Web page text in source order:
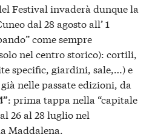
Festival invaderà dunque la
dal 28 agosto all’ 1
come sempre
nel centro storico): cortili,
specific, giardini, sale,…) e
già nelle passate edizioni, da
: prima tappa nella “capitale
26 al 28 luglio nel
Maddalena.